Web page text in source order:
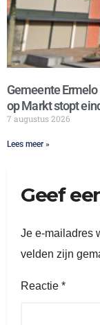
Gemeente
op Markt stopt
7 augustus 2026
Lees meer »
Geef
Je e-mailadres
velden zijn
Reactie *